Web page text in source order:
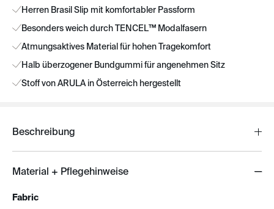
Herren Brasil Slip mit komfortabler Passform
Besonders weich durch TENCEL™ Modalfasern
Atmungsaktives Material für hohen Tragekomfort
Halb überzogener Bundgummi für angenehmen Sitz
Stoff von ARULA in Österreich hergestellt
Beschreibung
Material + Pflegehinweise
Fabric